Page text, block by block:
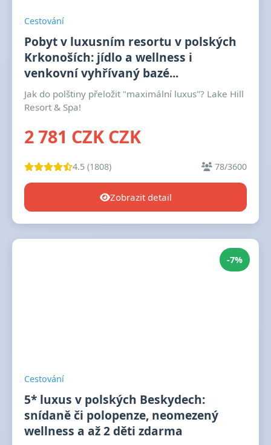
Cestování
Pobyt v luxusním resortu v polských
Krkonoších: jídlo a wellness i
venkovní vyhřívaný bazé...
Jak do polštiny přeložit "maximální luxus"? Lake Hill
Resort & Spa!
2 781 CZK CZK
4.5 (1808) 78/3600
Zobrazit detail
-7%
Cestování
5* luxus v polských Beskydech:
snídaně či polopenze, neomezený
wellness a až 2 děti zdarma